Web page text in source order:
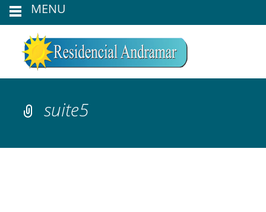
suite5
MENU